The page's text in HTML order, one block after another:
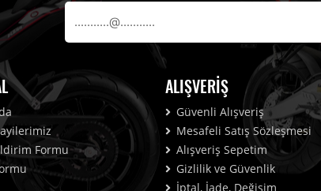
Formu
ALIŞVERIŞ
Güvenli Alışveriş
Mesafeli Satış Sözleşmesi
Alışveriş Sepetim
Gizlilik ve Güvenlik
İptal, İade, Değişim